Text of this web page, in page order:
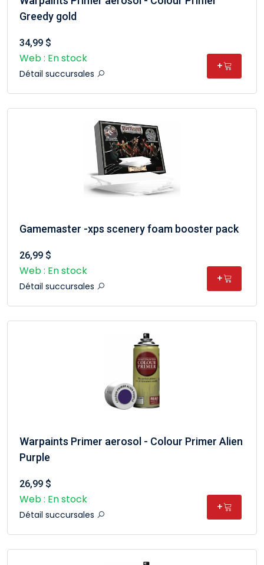
Greedy gold
34,99 $
Web : En stock
Détail succursales
+
Gamemaster -xps scenery foam booster pack
26,99 $
Web : En stock
Détail succursales
+
Warpaints Primer aerosol - Colour Primer Alien
Purple
26,99 $
Web : En stock
Détail succursales
+